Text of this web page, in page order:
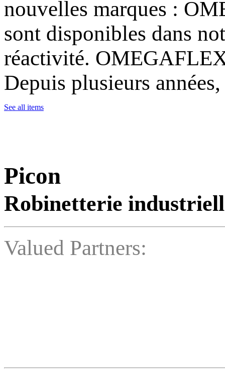
nouvelles marques :
sont disponibles dans
réactivité.
Depuis plusieurs
See all items
Picon
Robinetterie
Valued Partners: